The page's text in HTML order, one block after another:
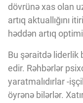
dövrünə xas olan
artıq aktuallığını
həddən artıq
Bu şəraitdə liderlik
edir. Rəhbərlər
yaratmalıdırlar -
öyrənə bilərlər.